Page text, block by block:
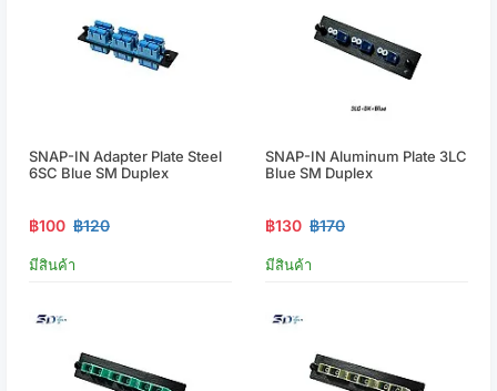
SNAP-IN Adapter Plate Steel
6SC Blue SM Duplex
฿100 ฿120
มีสินค้า
SNAP-IN Aluminum Plate 3LC
Blue SM Duplex
฿130 ฿170
มีสินค้า